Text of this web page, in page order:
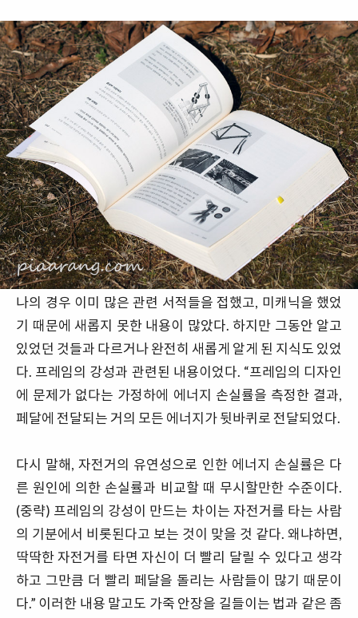
나의 경우 이미 많은 관련 서적들을 접했고, 미캐닉을 했었
기 때문에 새롭지 못한 내용이 많았다. 하지만 그동안 알고
있었던 것들과 다르거나 완전히 새롭게 알게 된 지식도 있었
다. 프레임의 강성과 관련된 내용이었다. “프레임의 디자인
에 문제가 없다는 가정하에 에너지 손실률을 측정한 결과,
페달에 전달되는 거의 모든 에너지가 뒷바퀴로 전달되었다.
다시 말해, 자전거의 유연성으로 인한 에너지 손실률은 다
른 원인에 의한 손실률과 비교할 때 무시할만한 수준이다.
(중략) 프레임의 강성이 만드는 차이는 자전거를 타는 사람
의 기분에서 비롯된다고 보는 것이 맞을 것 같다. 왜냐하면,
딱딱한 자전거를 타면 자신이 더 빨리 달릴 수 있다고 생각
하고 그만큼 더 빨리 페달을 돌리는 사람들이 많기 때문이
다.” 이러한 내용 말고도 가죽 안장을 길들이는 법과 같은 좀